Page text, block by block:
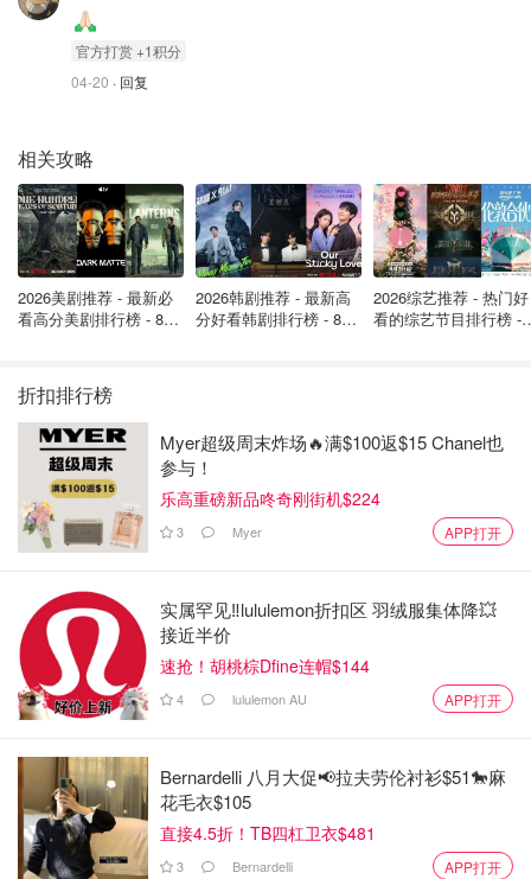
的漩涡，但最终凭借顽强的意志走出了黑暗：
“学习自爱是我康复的重要一部分。”
的人，珍惜每一天，烘烤面包，享受精致的奶酪。” 他们还
请求捐款给加拿大戒毒互助组织，以纪念伯戈因的奋斗和重
生。
伯戈因的故事引发了关于加拿大医疗系统的广泛讨论，也让
公众开始反思：如何确保类似的悲剧不再发生？
吁。正如他生前最后的那句自嘲：
“加拿大医疗系统，世界第一。”
在这句玩笑背后，是一个生命的悄然逝去，以及一个国家医
疗体系亟需改革的警钟。
安省平均急诊等待时间为22.9小时，创
下新高！医生们敦促政府找到解决方
案！
医疗危机再次引爆！加拿大37岁三孩
妈妈新年夜急诊室等候7小时死亡！家
人怒告卫生局！
官⽅打赏 +1积分
04-20 · 回复
相关攻略
2026美剧推荐 - 最新必
看高分美剧排行榜 - 8月
2026韩剧推荐 - 最新高
分好看韩剧排行榜 - 8月
2026综艺推荐 - 热门好
看的综艺节目排行榜 -
折扣排行榜
Myer超级周末炸场🔥满$100返$15 Chanel也
参与！
乐高重磅新品咚奇刚街机$224
3 Myer APP打开
实属罕见‼️lululemon折扣区 羽绒服集体降💥
接近半价
速抢！胡桃棕Dfine连帽$144
4 lululemon AU APP打开
Bernardelli 八月大促📢拉夫劳伦衬衫$51🐎麻
花毛衣$105
直接4.5折！TB四杠卫衣$481
3 Bernardelli APP打开